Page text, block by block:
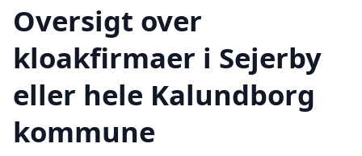
Oversigt over
kloakfirmaer i Sejerby
eller hele Kalundborg
kommune